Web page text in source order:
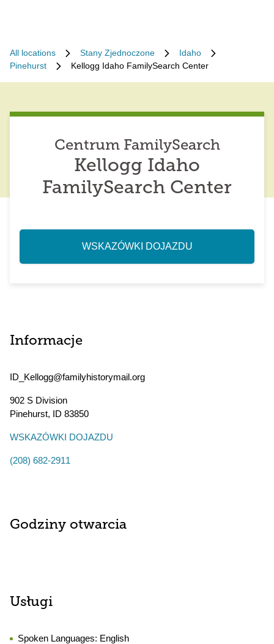
All locations Stany Zjednoczone
Idaho
Pinehurst
Kellogg Idaho FamilySearch Center
Centrum FamilySearch
Kellogg Idaho
FamilySearch Center
WSKAZÓWKI DOJAZDU
Informacje
ID_Kellogg@familyhistorymail.org
902 S Division
Pinehurst, ID 83850
WSKAZÓWKI DOJAZDU
(208) 682-2911
Godziny otwarcia
Usługi
Spoken Languages: English